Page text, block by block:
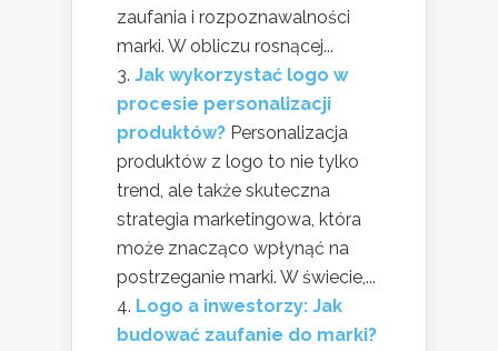
zaufania i rozpoznawalności
marki. W obliczu rosnącej...
Jak wykorzystać logo w
procesie personalizacji
produktów? Personalizacja
produktów z logo to nie tylko
trend, ale także skuteczna
strategia marketingowa, która
może znacząco wpłynąć na
postrzeganie marki. W świecie,...
Logo a inwestorzy: Jak
budować zaufanie do marki?